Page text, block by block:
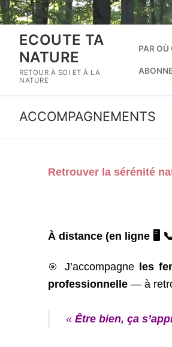
Aller
au
contenuECOUTE TA
NATURE
RETOUR À SOI ET À LA
NATURE
PAR OÙ
ACCOMPAGNEMENTS
Retrouver la sérénité
À distance (en ligne 🖥️
🎯 J’accompagne les
professionnelle — à
« Être bien, ça